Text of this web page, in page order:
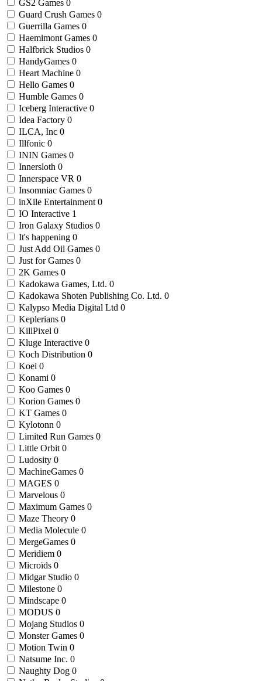
GS2 Games 0
Guard Crush Games 0
Guerrilla Games 0
Haemimont Games 0
Halfbrick Studios 0
HandyGames 0
Heart Machine 0
Hello Games 0
Humble Games 0
Iceberg Interactive 0
Idea Factory 0
ILCA, Inc 0
Illfonic 0
ININ Games 0
Innersloth 0
Innerspace VR 0
Insomniac Games 0
inXile Entertainment 0
IO Interactive 1
Iron Galaxy Studios 0
It's happening 0
Just Add Oil Games 0
Just for Games 0
2K Games 0
Kadokawa Games, Ltd. 0
Kadokawa Shoten Publishing Co. Ltd. 0
Kalypso Media Digital Ltd 0
Keplerians 0
KillPixel 0
Kluge Interactive 0
Koch Distribution 0
Koei 0
Konami 0
Koo Games 0
Korion Games 0
KT Games 0
Kylotonn 0
Limited Run Games 0
Little Orbit 0
Ludosity 0
MachineGames 0
MAGES 0
Marvelous 0
Maximum Games 0
Maze Theory 0
Media Molecule 0
MergeGames 0
Meridiem 0
Microïds 0
Midgar Studio 0
Milestone 0
Mindscape 0
MODUS 0
Mojang Studios 0
Monster Games 0
Motion Twin 0
Natsume Inc. 0
Naughty Dog 0